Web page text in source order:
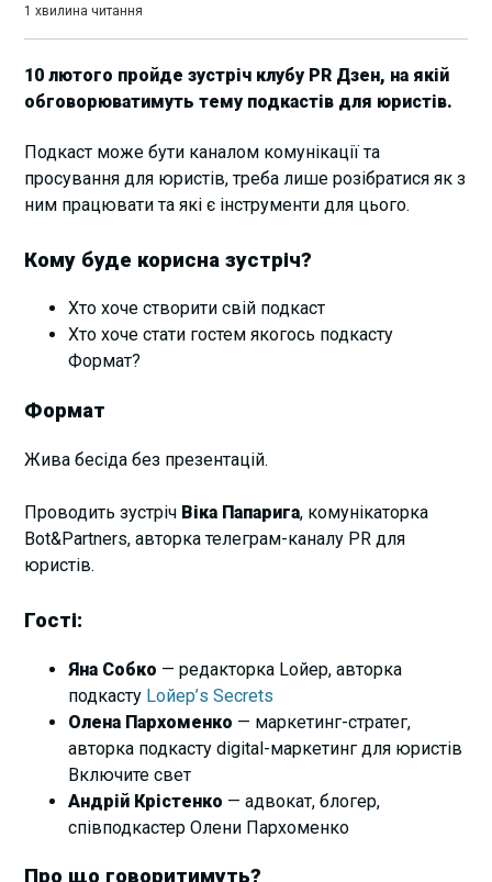
1 хвилина читання
10 лютого пройде зустріч клубу PR Дзен, на якій
обговорюватимуть тему подкастів для юристів.
Подкаст може бути каналом комунікації та
просування для юристів, треба лише розібратися як з
ним працювати та які є інструменти для цього.
Кому буде корисна зустріч?
Хто хоче створити свій подкаст
Хто хоче стати гостем якогось подкасту
Формат?
Формат
Жива бесіда без презентацій.
Проводить зустріч Віка Папарига, комунікаторка
Bot&Partners, авторка телеграм-каналу PR для
юристів.
Гості:
Яна Собко — редакторка Lойер, авторка
подкасту Lойер’s Secrets
Олена Пархоменко — маркетинг-стратег,
авторка подкасту digital-маркетинг для юристів
Включите свет
Андрій Крістенко — адвокат, блогер,
співподкастер Олени Пархоменко
Про що говоритимуть?